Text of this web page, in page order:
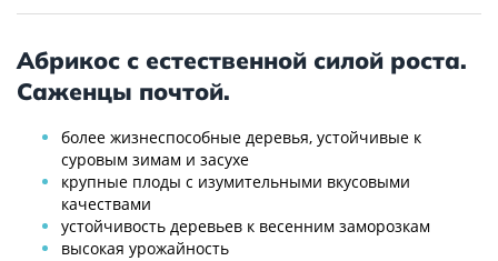
Абрикос с естественной силой роста.
Саженцы почтой.
более жизнеспособные деревья, устойчивые к
суровым зимам и засухе
крупные плоды с изумительными вкусовыми
качествами
устойчивость деревьев к весенним заморозкам
высокая урожайность